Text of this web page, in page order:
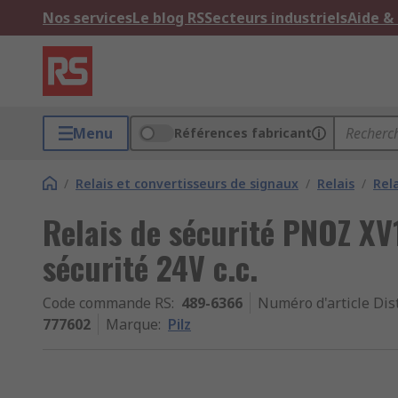
Nos servicesLe blog RSSecteurs industrielsAide
Menu Références fabricant
/ Relais et convertisseurs de signaux / Relais /
Relais de sécurité PNOZ
sécurité 24V c.c.
Code commande RS: 489-6366 Numéro d'article
777602
Marque: Pilz